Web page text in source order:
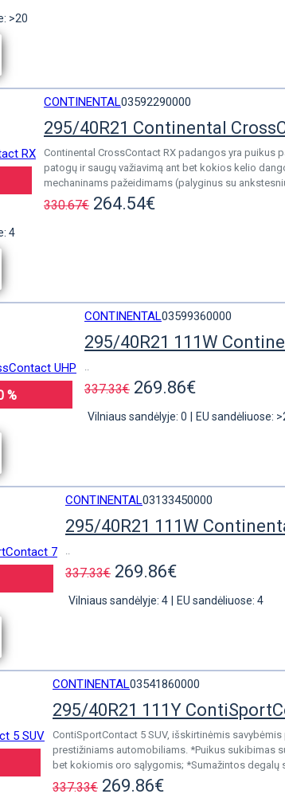
>20
CONTINENTAL03592290000
295/40R21 Continental
Continental CrossContact RX padangos yra puikus
patogų ir saugų važiavimą ant bet kokios kelio
mechaninams pažeidimams (palyginus su
330.67€ 264.54€
4
%
CONTINENTAL03599360000
295/40R21 111W
..
337.33€ 269.86€
Vilniaus sandėlyje: 0 EU sandėliuose:
CONTINENTAL03133450000
295/40R21 111W
..
337.33€ 269.86€
Vilniaus sandėlyje: 4 EU sandėliuose: 4
CONTINENTAL03541860000
295/40R21 111Y
ContiSportContact 5 SUV, išskirtinėmis
prestižiniams automobiliams. *Puikus sukibimas
bet kokiomis oro sąlygomis; *Sumažintos degalų
337.33€ 269.86€